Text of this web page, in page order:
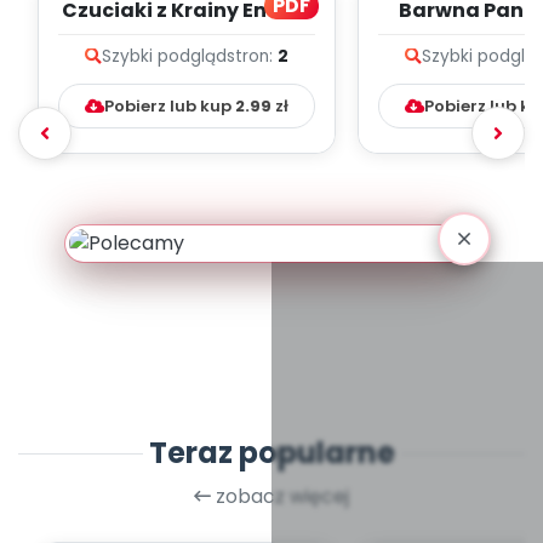
PDF
Czuciaki z Krainy Emocji
Szybki podglądstron: 2
Pobierz lub kup 2.99 zł
Barwna Pani
Szybki
Pobierz lub
Teraz popularne
zobacz więcej